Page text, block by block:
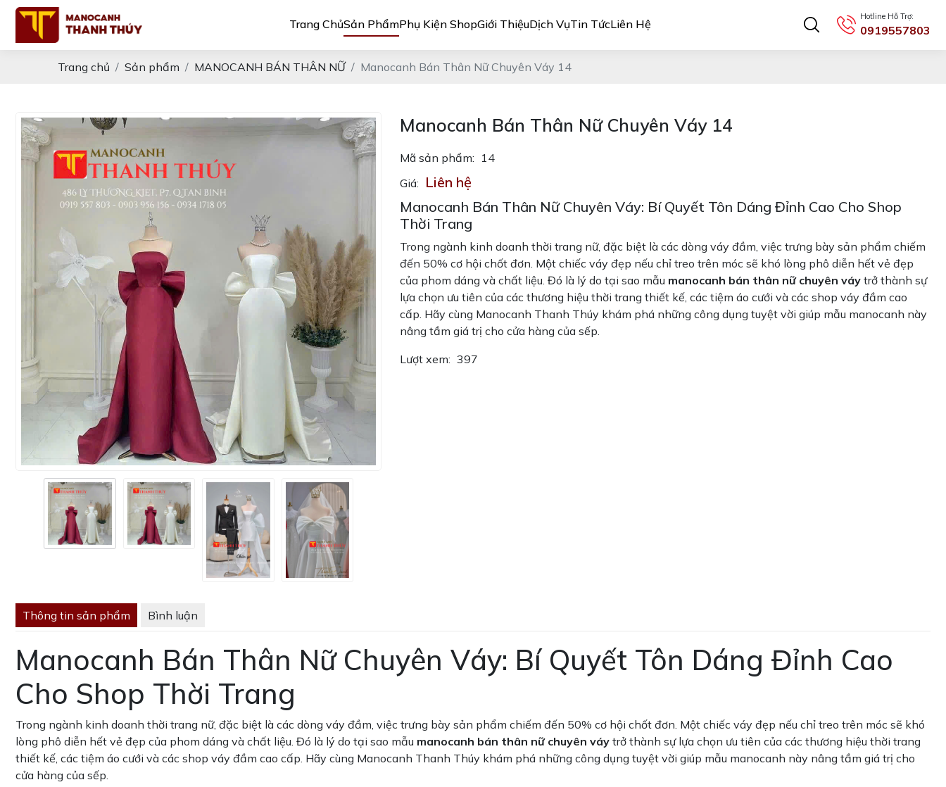
Trang ChủSản PhẩmPhụ Kiện ShopGiới ThiệuDịch VụTin TứcLiên Hệ
Hotline Hỗ Trợ:
0919557803
Trang chủ Sản phẩm MANOCANH BÁN THÂN NỮ Manocanh Bán Thân Nữ Chuyên Váy 14
Manocanh Bán Thân Nữ Chuyên Váy 14
Mã sản phẩm: 14
Giá: Liên hệ
Manocanh Bán Thân Nữ Chuyên Váy: Bí Quyết Tôn Dáng Đỉnh Cao Cho Shop
Thời Trang
Trong ngành kinh doanh thời trang nữ, đặc biệt là các dòng váy đầm, việc trưng bày sản phẩm chiếm
đến 50% cơ hội chốt đơn. Một chiếc váy đẹp nếu chỉ treo trên móc sẽ khó lòng phô diễn hết vẻ đẹp
của phom dáng và chất liệu. Đó là lý do tại sao mẫu manocanh bán thân nữ chuyên váy trở thành sự
lựa chọn ưu tiên của các thương hiệu thời trang thiết kế, các tiệm áo cưới và các shop váy đầm cao
cấp. Hãy cùng Manocanh Thanh Thúy khám phá những công dụng tuyệt vời giúp mẫu manocanh này
nâng tầm giá trị cho cửa hàng của sếp.
Lượt xem: 397
Thông tin sản phẩm Bình luận
Manocanh Bán Thân Nữ Chuyên Váy: Bí Quyết Tôn Dáng Đỉnh Cao
Cho Shop Thời Trang
Trong ngành kinh doanh thời trang nữ, đặc biệt là các dòng váy đầm, việc trưng bày sản phẩm chiếm đến 50% cơ hội chốt đơn. Một chiếc váy đẹp nếu chỉ treo trên móc sẽ khó
lòng phô diễn hết vẻ đẹp của phom dáng và chất liệu. Đó là lý do tại sao mẫu manocanh bán thân nữ chuyên váy trở thành sự lựa chọn ưu tiên của các thương hiệu thời trang
thiết kế, các tiệm áo cưới và các shop váy đầm cao cấp. Hãy cùng Manocanh Thanh Thúy khám phá những công dụng tuyệt vời giúp mẫu manocanh này nâng tầm giá trị cho
cửa hàng của sếp.